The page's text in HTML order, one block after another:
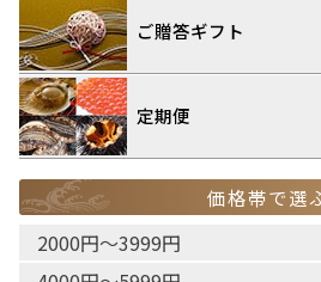
ご贈答ギフト
定期便
価格帯で選
2000円〜3999円